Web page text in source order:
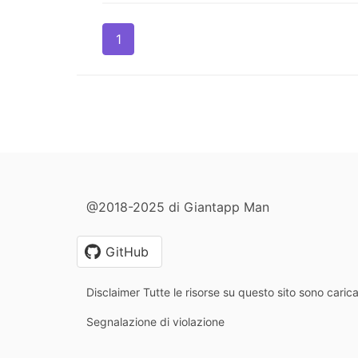
1
@2018-2025 di Giantapp Man
GitHub
Disclaimer Tutte le risorse su questo sito sono
Segnalazione di violazione